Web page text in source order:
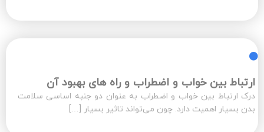
ارتباط بین خواب و اضطراب و راه های بهبود آن
درک ارتباط بین خواب و اضطراب به عنوان دو جنبه اساسی سلامت
بدن بسیار اهمیت دارد. چون می‌تواند تاثیر بسیار […]